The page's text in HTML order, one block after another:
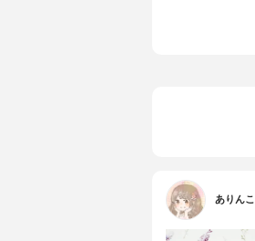
ありんこ